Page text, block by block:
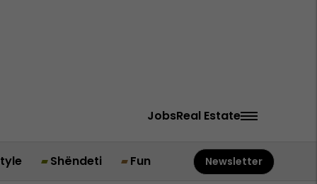
JobsReal Estate
Shëndeti Fun Newsletter